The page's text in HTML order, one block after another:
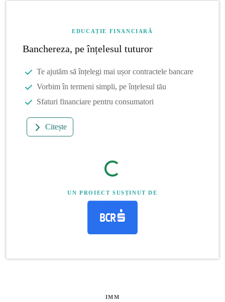
EDUCAȚIE FINANCIARĂ
Banchereza, pe înțelesul tuturor
Te ajutăm să înțelegi mai ușor contractele bancare
Vorbim în termeni simpli, pe înțelesul tău
Sfaturi financiare pentru consumatori
Citește
UN PROIECT SUSȚINUT DE
IMM